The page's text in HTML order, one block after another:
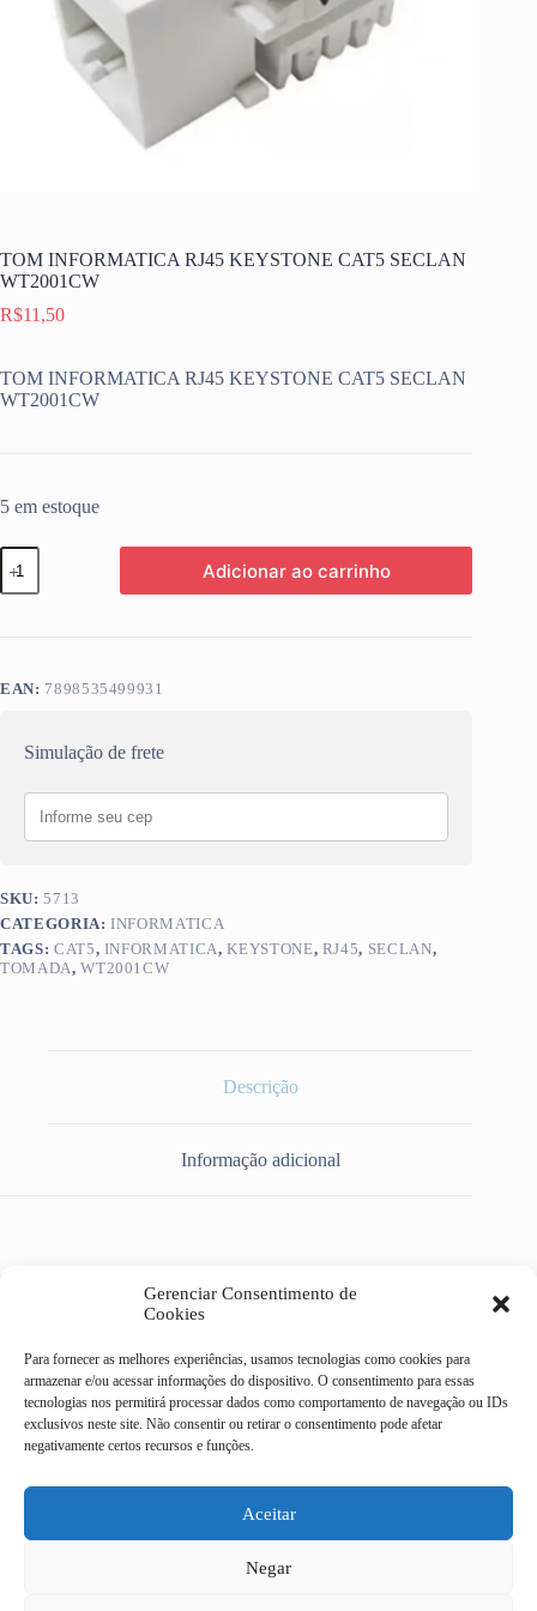
Gerenciar Consentimento de
Cookies
Para fornecer as melhores experiências, usamos tecnologias como cookies para
armazenar e/ou acessar informações do dispositivo. O consentimento para essas
tecnologias nos permitirá processar dados como comportamento de navegação ou IDs
exclusivos neste site. Não consentir ou retirar o consentimento pode afetar
negativamente certos recursos e funções.
Aceitar
Negar
TOM INFORMATICA RJ45 KEYSTONE CAT5 SECLAN
WT2001CW
R$11,50
TOM INFORMATICA RJ45 KEYSTONE CAT5 SECLAN
WT2001CW
5 em estoque
TOM
INFORMATICA
RJ45
quantidade
Adicionar ao carrinho
EAN: 7898535499931
Simulação de frete
SKU:5713
CATEGORIA:INFORMATICA
TAGS: CAT5, INFORMATICA,KEYSTONE, RJ45, SECLAN,
TOMADA,WT2001CW
Descrição
Informação adicional
TOMADA INFORMATICA RJ45 KEYSTONE CAT5 SECLAN
Casa do Eletricista Mix
centro - Campinas/SP